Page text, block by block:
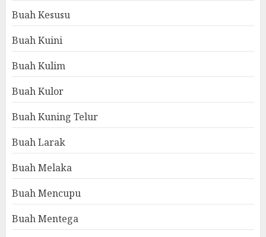
Buah Kesusu
Buah Kuini
Buah Kulim
Buah Kulor
Buah Kuning Telur
Buah Larak
Buah Melaka
Buah Mencupu
Buah Mentega